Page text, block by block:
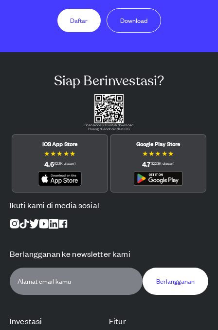
Daftar Download
Investasi Fitur
Siap Berinvestasi?
Scan kode QR untuk download
Pluang di Android dan iOS.
iOS App Store
★★★ ★★
4.6(12.3K ulasan)
Google Play Store
★★★ ★★
4.7(122.3K ulasan)
Ikuti kami di media sosial
Berlangganan ke newsletter kami
Berlangganan